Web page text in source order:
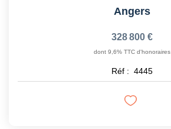
Angers
328 800 €
dont 9,6% TTC d'honoraires
Réf : 4445